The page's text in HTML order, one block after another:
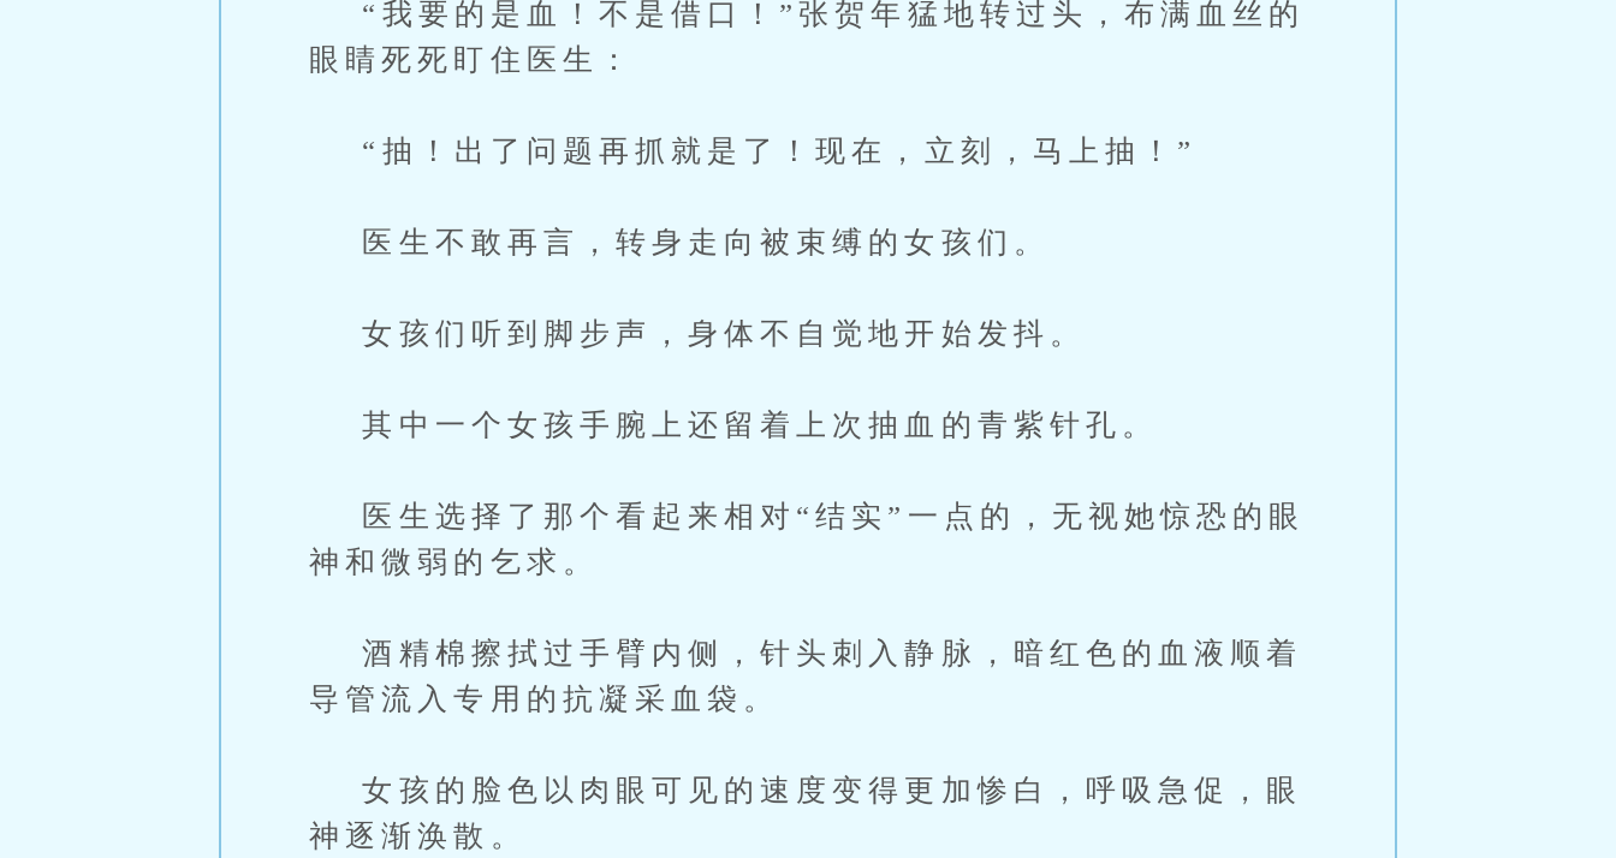
“我要的是血！不是借口！”张贺年猛地转过头，布满血丝的
眼睛死死盯住医生：
“抽！出了问题再抓就是了！现在，立刻，马上抽！”
医生不敢再言，转身走向被束缚的女孩们。
女孩们听到脚步声，身体不自觉地开始发抖。
其中一个女孩手腕上还留着上次抽血的青紫针孔。
医生选择了那个看起来相对“结实”一点的，无视她惊恐的眼
神和微弱的乞求。
酒精棉擦拭过手臂内侧，针头刺入静脉，暗红色的血液顺着
导管流入专用的抗凝采血袋。
女孩的脸色以肉眼可见的速度变得更加惨白，呼吸急促，眼
神逐渐涣散。